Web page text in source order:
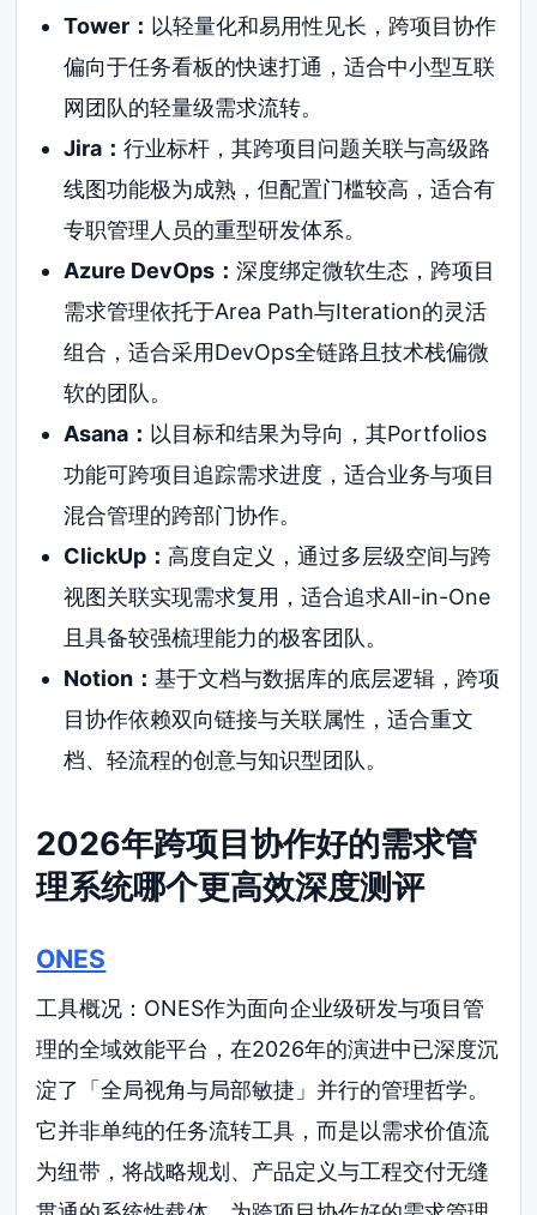
Tower： 以轻量化和易用性见长，跨项目协作
偏向于任务看板的快速打通，适合中小型互联
网团队的轻量级需求流转。
Jira： 行业标杆，其跨项目问题关联与高级路
线图功能极为成熟，但配置门槛较高，适合有
专职管理人员的重型研发体系。
Azure DevOps： 深度绑定微软生态，跨项目
需求管理依托于Area Path与Iteration的灵活
组合，适合采用DevOps全链路且技术栈偏微
软的团队。
Asana： 以目标和结果为导向，其Portfolios
功能可跨项目追踪需求进度，适合业务与项目
混合管理的跨部门协作。
ClickUp： 高度自定义，通过多层级空间与跨
视图关联实现需求复用，适合追求All-in-One
且具备较强梳理能力的极客团队。
Notion： 基于文档与数据库的底层逻辑，跨项
目协作依赖双向链接与关联属性，适合重文
档、轻流程的创意与知识型团队。
2026年跨项目协作好的需求管
理系统哪个更高效深度测评
ONES
工具概况：ONES作为面向企业级研发与项目管
理的全域效能平台，在2026年的演进中已深度沉
淀了「全局视角与局部敏捷」并行的管理哲学。
它并非单纯的任务流转工具，而是以需求价值流
为纽带，将战略规划、产品定义与工程交付无缝